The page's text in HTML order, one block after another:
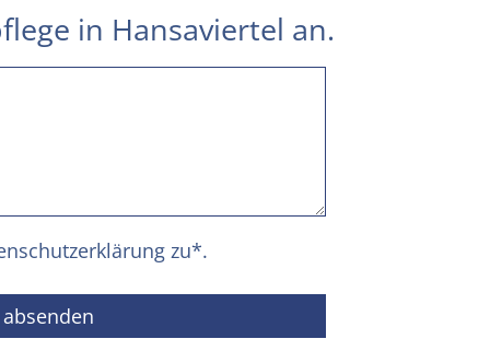
in Hansaviertel an.
zu*.